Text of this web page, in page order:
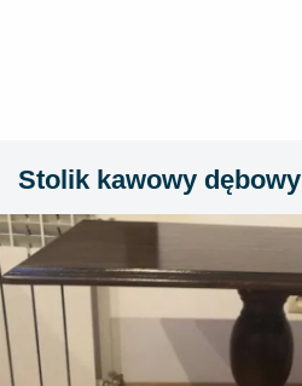
Stolik kawowy dębowy